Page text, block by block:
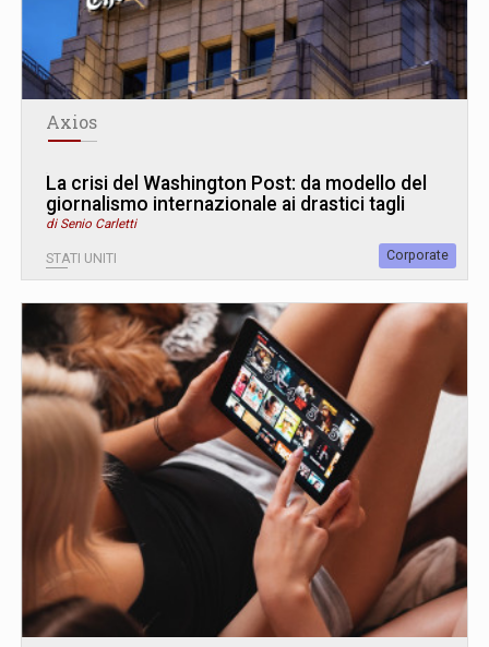
Axios
La crisi del Washington Post: da modello del
giornalismo internazionale ai drastici tagli
di Senio Carletti
STATI UNITI Corporate